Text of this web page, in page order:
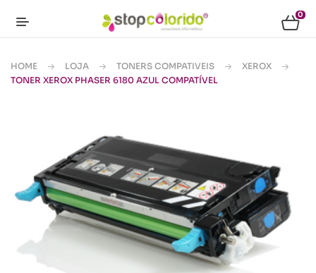
0
HOME LOJA TONERS COMPATIVEIS
XEROX
TONER XEROX PHASER 6180 AZUL COMPATÍVEL